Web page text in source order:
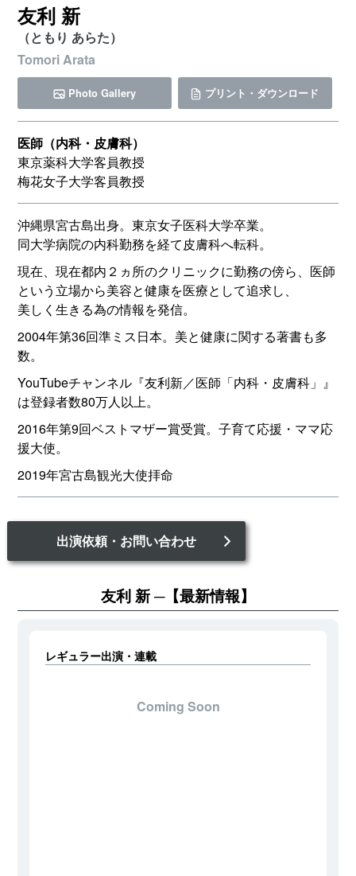
友利 新
（ともり あらた）
Tomori Arata
Photo Gallery プリント・ダウンロード
医師（内科・皮膚科）
東京薬科大学客員教授
梅花女子大学客員教授
沖縄県宮古島出身。東京女子医科大学卒業。
同大学病院の内科勤務を経て皮膚科へ転科。
現在、現在都内２ヵ所のクリニックに勤務の傍ら、医師
という立場から美容と健康を医療として追求し、
美しく生きる為の情報を発信。
2004年第36回準ミス日本。美と健康に関する著書も多
数。
YouTubeチャンネル『友利新／医師「内科・皮膚科」』
は登録者数80万人以上。
2016年第9回ベストマザー賞受賞。子育て応援・ママ応
援大使。
2019年宮古島観光大使拝命
出演依頼・お問い合わせ
友利 新 【最新情報】
レギュラー出演・連載
Coming Soon